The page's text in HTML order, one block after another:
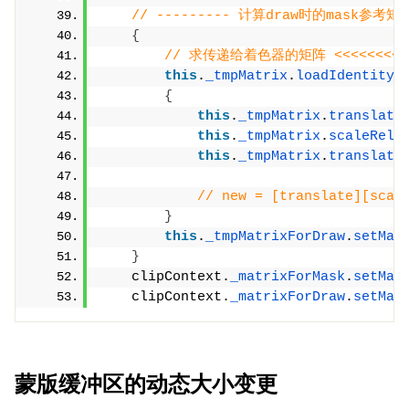
// --------- 计算draw时的mask参考矩
{
// 求传递给着色器的矩阵
this . _tmpMatrix . loadIdentity
{
this . _tmpMatrix .
this . _tmpMatrix .
this . _tmpMatrix .
// new =
}
this . _tmpMatrixForDraw.
}
    clipContext.
_matrixForMask .
    clipContext.
_matrixForDraw.
蒙版缓冲区的动态大小变更